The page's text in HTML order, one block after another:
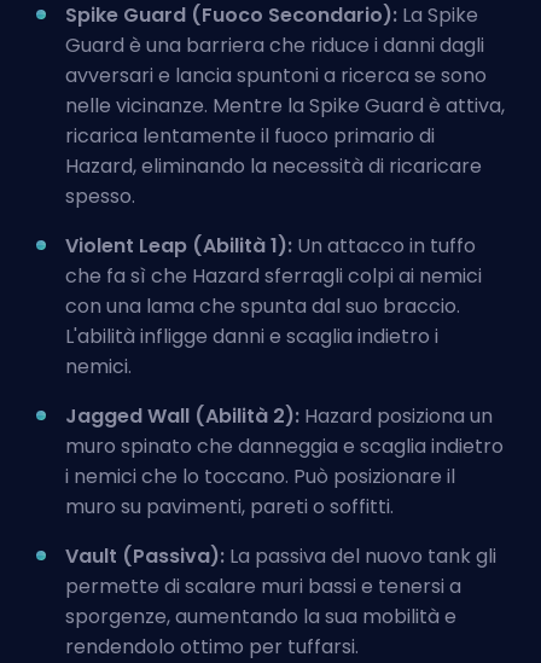
Spike Guard (Fuoco Secondario): La Spike
Guard è una barriera che riduce i danni dagli
avversari e lancia spuntoni a ricerca se sono
nelle vicinanze. Mentre la Spike Guard è attiva,
ricarica lentamente il fuoco primario di
Hazard, eliminando la necessità di ricaricare
spesso.
Violent Leap (Abilità 1): Un attacco in tuffo
che fa sì che Hazard sferragli colpi ai nemici
con una lama che spunta dal suo braccio.
L'abilità infligge danni e scaglia indietro i
nemici.
Jagged Wall (Abilità 2): Hazard posiziona un
muro spinato che danneggia e scaglia indietro
i nemici che lo toccano. Può posizionare il
muro su pavimenti, pareti o soffitti.
Vault (Passiva): La passiva del nuovo tank gli
permette di scalare muri bassi e tenersi a
sporgenze, aumentando la sua mobilità e
rendendolo ottimo per tuffarsi.